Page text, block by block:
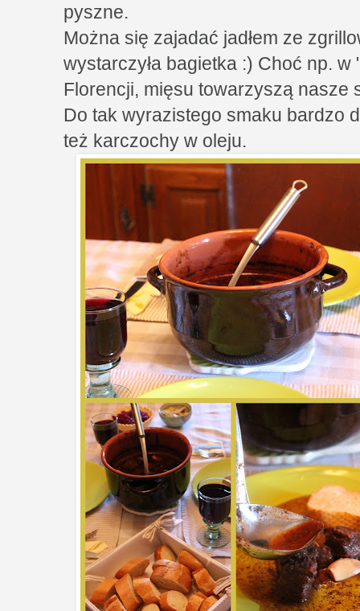
pyszne.
Można się zajadać jadłem ze
wystarczyła bagietka :) Choć np.
Florencji, mięsu towarzyszą nasze
Do tak wyrazistego smaku bardzo
też karczochy w oleju.